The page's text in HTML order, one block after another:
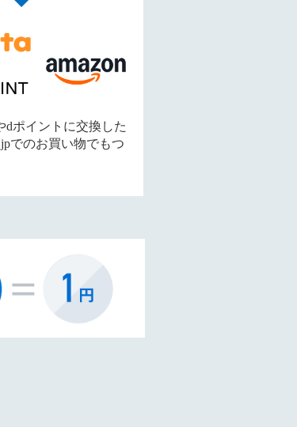
dポイントに交換した
でのお買い物でもつ